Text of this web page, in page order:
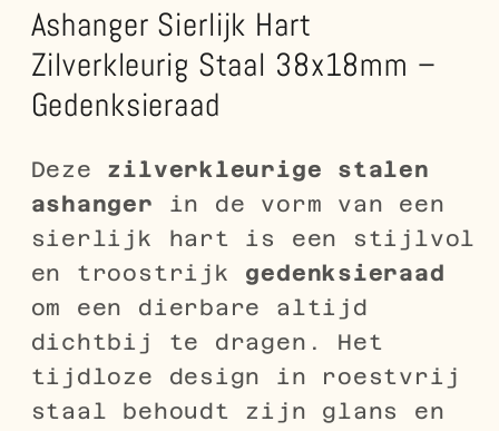
Ashanger Sierlijk Hart
Zilverkleurig Staal 38x18mm –
Gedenksieraad
Deze zilverkleurige stalen
ashanger in de vorm van een
sierlijk hart is een stijlvol
en troostrijk gedenksieraad
om een dierbare altijd
dichtbij te dragen. Het
tijdloze design in roestvrij
staal behoudt zijn glans en